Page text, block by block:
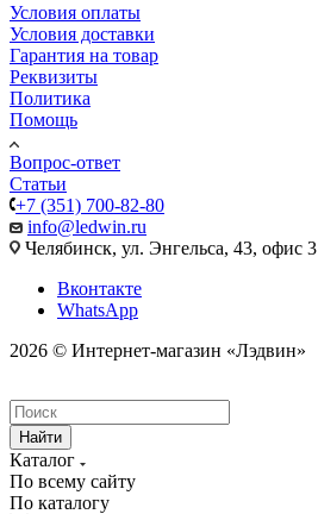
Условия оплаты
Условия доставки
Гарантия на товар
Реквизиты
Политика
Помощь
Вопрос-ответ
Статьи
+7 (351) 700-82-80
info@ledwin.ru
Челябинск, ул. Энгельса, 43, офис 3
Вконтакте
WhatsApp
2026 © Интернет-магазин «Лэдвин»
Найти
Каталог
По всему сайту
По каталогу